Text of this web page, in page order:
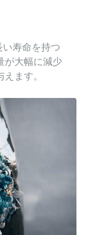
寿命を持つ
が大幅に減少
ます。